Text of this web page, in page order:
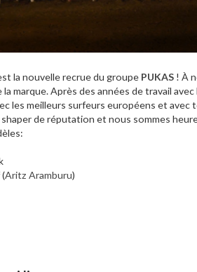
la nouvelle recrue du groupe PUKAS ! À
la marque. Après des années de travail
les meilleurs surfeurs européens et avec
shaper de réputation et nous sommes
Aritz Aramburu)